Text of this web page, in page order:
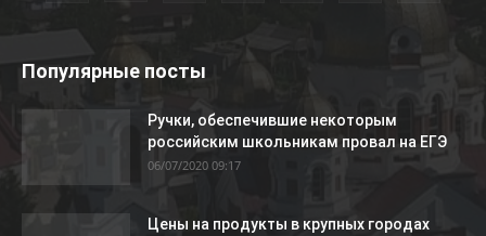
Популярные посты
Ручки, обеспечившие некоторым
российским школьникам провал на ЕГЭ
06/07/2020 09:17
Цены на продукты в крупных городах